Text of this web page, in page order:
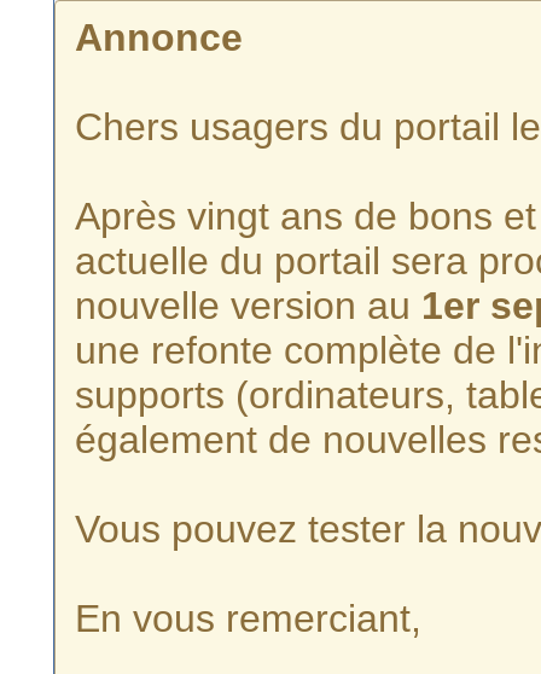
Annonce
Chers usagers du portail
Après vingt ans de bons
actuelle du portail sera
nouvelle version au 1er
une refonte complète de
supports (ordinateurs,
également de nouvelles
Vous pouvez tester la
En vous remerciant,